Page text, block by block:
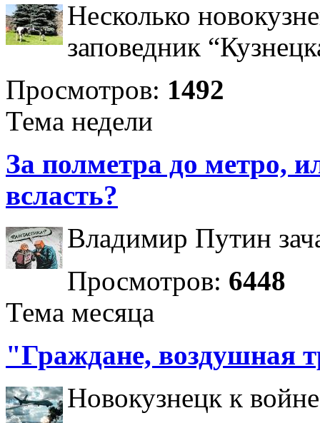
Несколько
заповедник
Просмотров: 1492
Тема недели
За полметра до метро,
всласть?
Владимир Путин
Просмотров: 6448
Тема месяца
"Граждане, воздушная
Новокузнецк к